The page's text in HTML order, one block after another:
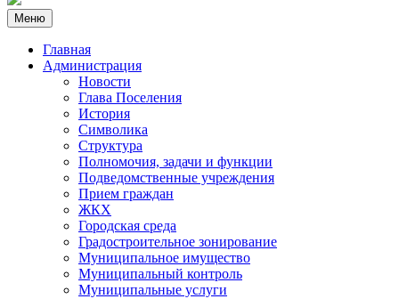
Меню
Главная
Администрация
Новости
Глава Поселения
История
Символика
Структура
Полномочия, задачи и функции
Подведомственные учреждения
Прием граждан
ЖКХ
Городская среда
Градостроительное зонирование
Муниципальное имущество
Муниципальный контроль
Муниципальные услуги